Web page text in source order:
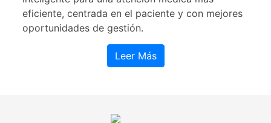
eficiente, centrada en el paciente y con mejores
oportunidades de gestión.
Leer Más